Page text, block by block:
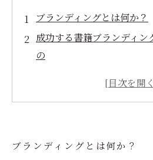
ブランディングとは何か？
成功する書籍ブランディン
の
ブランディングとは何か？